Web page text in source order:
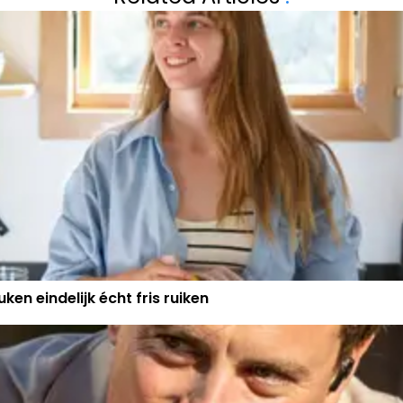
BELACHELIJK
eindelijk écht fris ruiken